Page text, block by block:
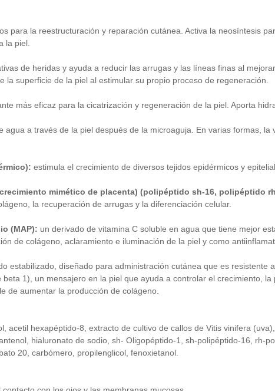
para la reestructuración y reparación cutánea. Activa la neosíntesis
la piel.
de heridas y ayuda a reducir las arrugas y las líneas finas al
la superficie de la piel al estimular su propio proceso de regeneración.
más eficaz para la cicatrización y regeneración de la piel. Aporta
agua a través de la piel después de la microaguja. En varias formas,
estimula el crecimiento de diversos tejidos epidérmicos y
mimético de placenta) (polipéptido sh-16, polipéptido
la recuperación de arrugas y la diferenciación celular.
(MAP): un derivado de vitamina C soluble en agua que tiene mejor
de colágeno, aclaramiento e iluminación de la piel y como
estabilizado, diseñado para administración cutánea que es resistente
1), un mensajero en la piel que ayuda a controlar el crecimiento,
de aumentar la producción de colágeno.
acetil hexapéptido-8, extracto de cultivo de callos de Vitis vinifera
hialuronato de sodio, sh- Oligopéptido-1, sh-polipéptido-16, rh-
20, carbómero, propilenglicol, fenoxietanol.